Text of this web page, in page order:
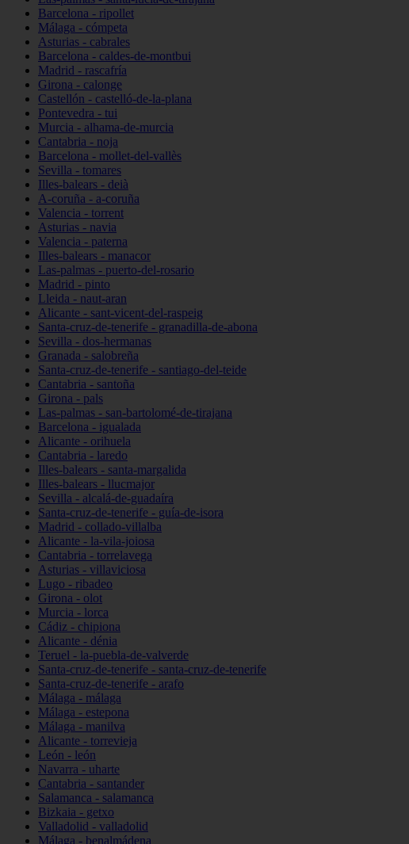
Barcelona - ripollet
Málaga - cómpeta
Asturias - cabrales
Barcelona - caldes-de-montbui
Madrid - rascafría
Girona - calonge
Castellón - castelló-de-la-plana
Pontevedra - tui
Murcia - alhama-de-murcia
Cantabria - noja
Barcelona - mollet-del-vallès
Sevilla - tomares
Illes-balears - deià
A-coruña - a-coruña
Valencia - torrent
Asturias - navia
Valencia - paterna
Illes-balears - manacor
Las-palmas - puerto-del-rosario
Madrid - pinto
Lleida - naut-aran
Alicante - sant-vicent-del-raspeig
Santa-cruz-de-tenerife - granadilla-de-abona
Sevilla - dos-hermanas
Granada - salobreña
Santa-cruz-de-tenerife - santiago-del-teide
Cantabria - santoña
Girona - pals
Las-palmas - san-bartolomé-de-tirajana
Barcelona - igualada
Alicante - orihuela
Cantabria - laredo
Illes-balears - santa-margalida
Illes-balears - llucmajor
Sevilla - alcalá-de-guadaíra
Santa-cruz-de-tenerife - guía-de-isora
Madrid - collado-villalba
Alicante - la-vila-joiosa
Cantabria - torrelavega
Asturias - villaviciosa
Lugo - ribadeo
Girona - olot
Murcia - lorca
Cádiz - chipiona
Alicante - dénia
Teruel - la-puebla-de-valverde
Santa-cruz-de-tenerife - santa-cruz-de-tenerife
Santa-cruz-de-tenerife - arafo
Málaga - málaga
Málaga - estepona
Málaga - manilva
Alicante - torrevieja
León - león
Navarra - uharte
Cantabria - santander
Salamanca - salamanca
Bizkaia - getxo
Valladolid - valladolid
Málaga - benalmádena